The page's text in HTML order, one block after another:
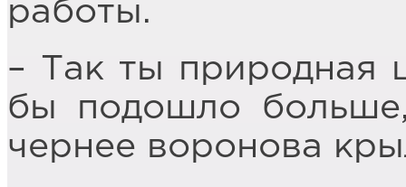
работы.
– Так ты природная
бы подошло
чернее воронова